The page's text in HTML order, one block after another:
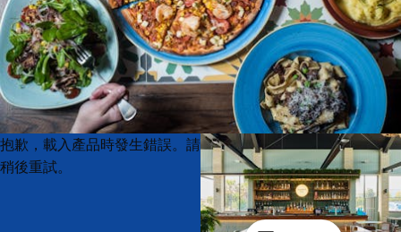
Product
List
Product
List
抱歉，載入產品時發生錯誤。請
稍後重試。